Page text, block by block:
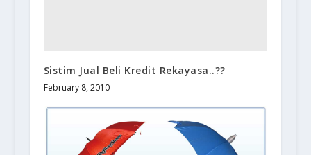
Sistim Jual Beli Kredit Rekayasa..??
February 8, 2010